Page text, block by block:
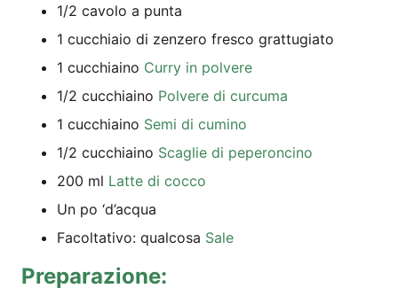
1/2 cavo­lo a punta
1 cuc­chi­aio di zenz­e­ro fres­co grattugiato
1 cuc­chia­i­no Cur­ry in polvere
1/2 cuc­chia­i­no Pol­vere di curcuma
1 cuc­chia­i­no Semi di cumino
1/2 cuc­chia­i­no Sca­g­lie di peperoncino
200 ml Lat­te di cocco
Un po ‘d’ac­qua
Facol­ta­tivo: qual­co­sa Sale
Pre­pa­ra­zio­ne: